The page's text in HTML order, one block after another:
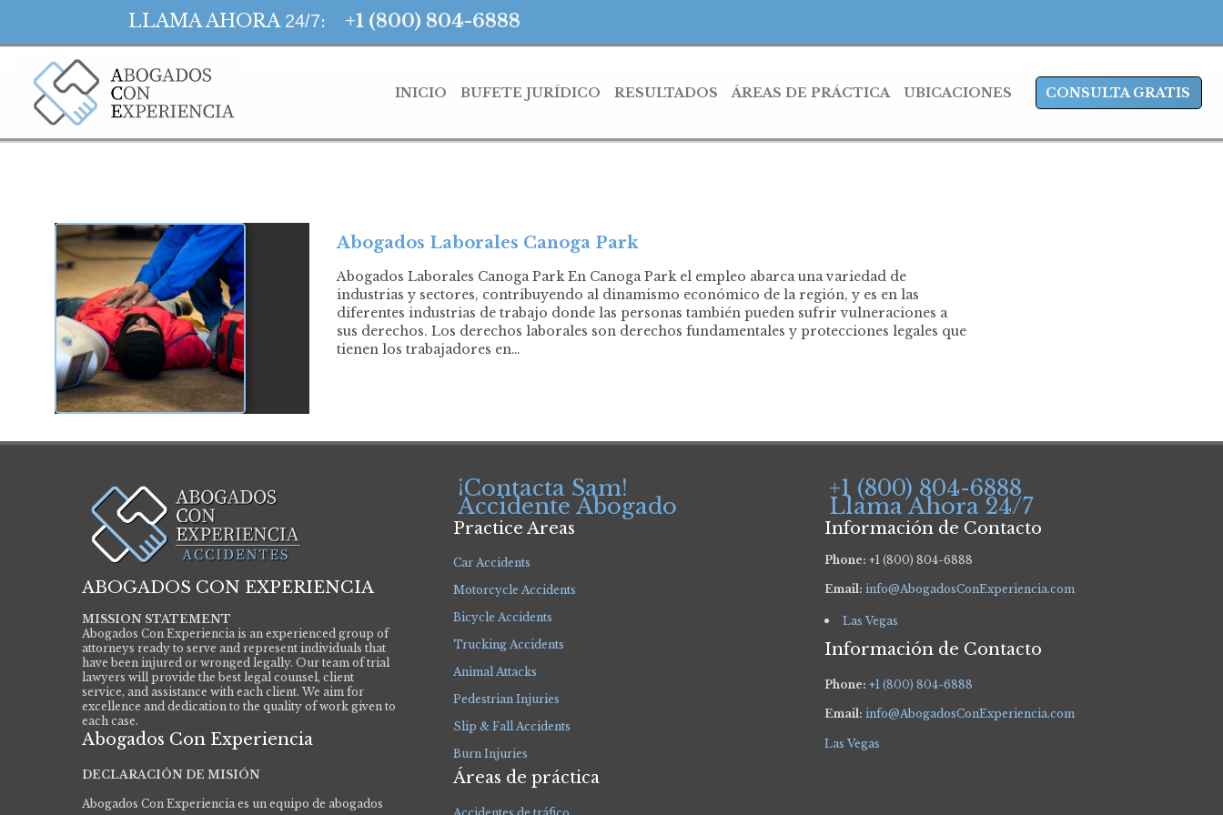
LLAMA AHORA 24/7: +1 (800) 804-6888
INICIO BUFETE JURÍDICO RESULTADOS ÁREAS DE PRÁCTICA UBICACIONES CONSULTA GRATIS
Abogados Laborales Canoga Park
Abogados Laborales Canoga Park En Canoga Park el empleo abarca una variedad de
industrias y sectores, contribuyendo al dinamismo económico de la región, y es en las
diferentes industrias de trabajo donde las personas también pueden sufrir vulneraciones a
sus derechos. Los derechos laborales son derechos fundamentales y protecciones legales que
tienen los trabajadores en…
ABOGADOS CON EXPERIENCIA
MISSION STATEMENT
Abogados Con Experiencia is an experienced group of
attorneys ready to serve and represent individuals that
have been injured or wronged legally. Our team of trial
lawyers will provide the best legal counsel, client
service, and assistance with each client. We aim for
excellence and dedication to the quality of work given to
each case.
Abogados Con Experiencia
DECLARACIÓN DE MISIÓN
Abogados Con Experiencia es un equipo de abogados
¡Contacta Sam!
Accidente Abogado
Practice Areas
Car Accidents
Motorcycle Accidents
Bicycle Accidents
Trucking Accidents
Animal Attacks
Pedestrian Injuries
Slip & Fall Accidents
Burn Injuries
Áreas de práctica
+1 (800) 804-6888
Llama Ahora 24/7
Información de Contacto
Phone: +1 (800) 804-6888
Email: info@AbogadosConExperiencia.com
Las Vegas
Información de Contacto
Phone: +1 (800) 804-6888
Email: info@AbogadosConExperiencia.com
Las Vegas